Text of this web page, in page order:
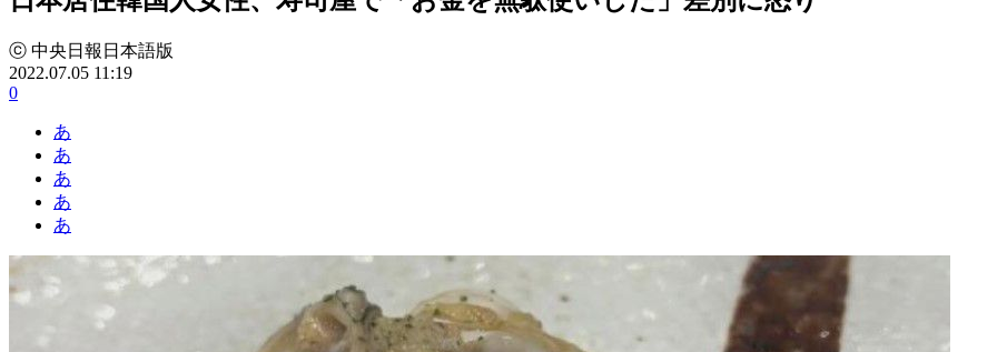
ⓒ 中央日報日本語版
2022.07.05 11:19
0
あ
あ
あ
あ
あ